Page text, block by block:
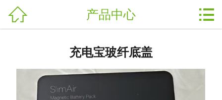
 产品中心 
充电宝玻纤底盖